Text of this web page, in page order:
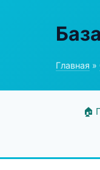
Главная »
🏠